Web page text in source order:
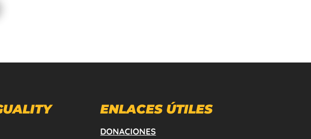
ENLACES ÚTILES
DONACIONES